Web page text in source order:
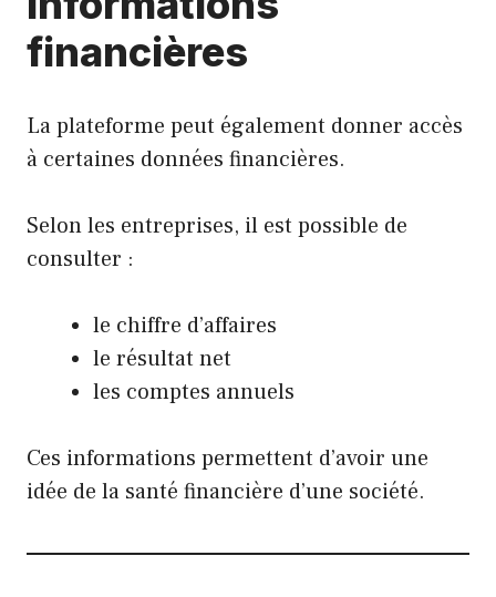
financières
La plateforme peut également donner accès
à certaines données financières.
Selon les entreprises, il est possible de
consulter :
le chiffre d’affaires
le résultat net
les comptes annuels
Ces informations permettent d’avoir une
idée de la santé financière d’une société.